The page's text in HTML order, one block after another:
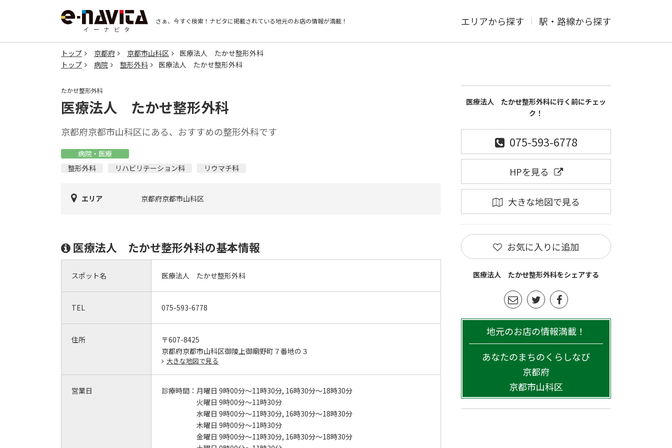
さぁ、今すぐ検索！ ナビタに掲載されている地元のお店の情報が満載！ エリアから探す 駅・路線から探す
トップ 京都府 京都市山科区
医療法人 たかせ整形外科
トップ
病院 整形外科 医療法人 たかせ整形外科
たかせ整形外科
医療法人 たかせ整形外科
京都府京都市山科区にある、おすすめの整形外科です
病院・医療
整形外科
リハビリテーション科 リウマチ科
エリア 京都府京都市山科区
医療法人 たかせ整形外科の基本情報
スポット名 医療法人 たかせ整形外科
TEL 075-593-6778
住所
〒607-8425
京都府京都市山科区御陵上御廟野町７番地の３
大きな地図で見る
営業日 診療時間： 月曜日 9時00分～11時30分, 16時30分～18時30分
火曜日 9時00分～11時30分
水曜日 9時00分～11時30分, 16時30分～18時30分
木曜日 9時00分～11時30分
金曜日 9時00分～11時30分, 16時30分～18時30分
医療法人 たかせ整形外科に行く前にチェッ
ク！
075-593-6778
HPを見る
大きな地図で見る
お気に入りに追加
医療法人 たかせ整形外科をシェアする
地元のお店の情報満載！
あなたのまちのくらしなび
京都府
京都市山科区